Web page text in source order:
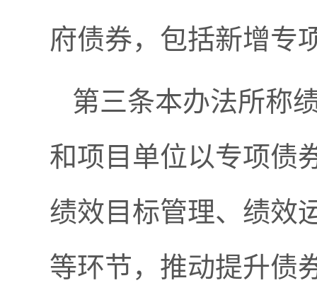
府债券，包括新增专
第三条本办法所称
和项目单位以专项债
绩效目标管理、绩效
等环节，推动提升债